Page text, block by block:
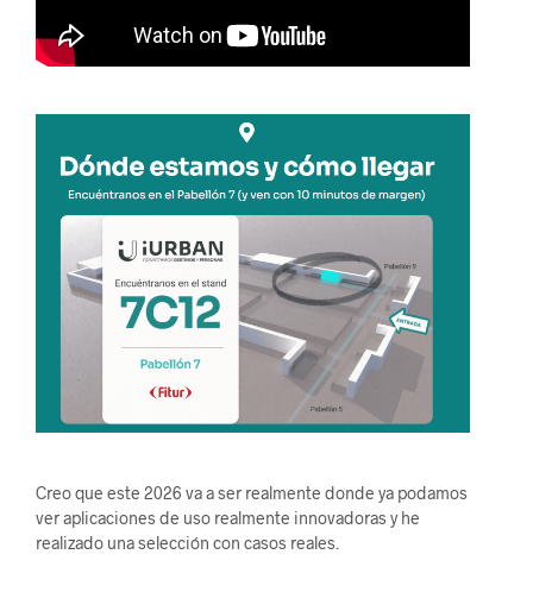
Creo que este 2026 va a ser realmente donde ya podamos
ver aplicaciones de uso realmente innovadoras y he
realizado una selección con casos reales.